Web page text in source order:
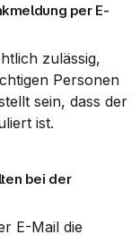
per E-
zulässig,
Personen
sein, dass der
ist.
bei der
E-Mail die